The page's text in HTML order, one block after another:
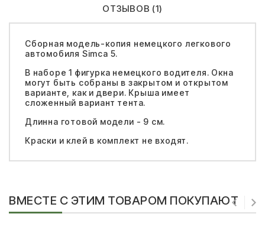
ОТЗЫВОВ (1)
Сборная модель-копия немецкого легкового
автомобиля Simca 5.
В наборе 1 фигурка немецкого водителя. Окна
могут быть собраны в закрытом и открытом
варианте, как и двери. Крыша имеет
сложенный вариант тента.
Длинна готовой модели - 9 см.
Краски и клей в комплект не входят.
ВМЕСТЕ С ЭТИМ ТОВАРОМ ПОКУПАЮТ